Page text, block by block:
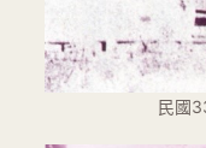
民國